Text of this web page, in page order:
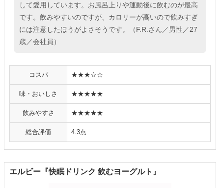
して愛用しています。お風呂上りや運動後に飲むのが最高
です。飲みやすいのですが、カロリーが高いので飲みすぎ
には注意したほうがよさそうです。（F.R.さん／男性／27
歳／会社員）
コスパ ★★★☆☆
味・おいしさ ★★★★★
飲みやすさ ★★★★★
総合評価 4.3点
エルビー『快眠ドリンク 飲むヨーグルト』